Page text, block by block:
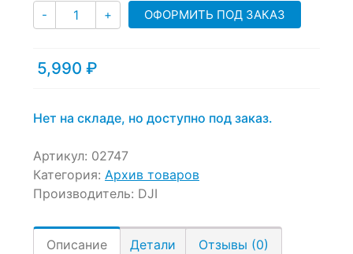
- Количество
+ ОФОРМИТЬ ПОД ЗАКАЗ
5,990 ₽
Нет на складе, но доступно под заказ.
Артикул: 02747
Категория: Архив товаров
Производитель: DJI
Описание Детали Отзывы (0)